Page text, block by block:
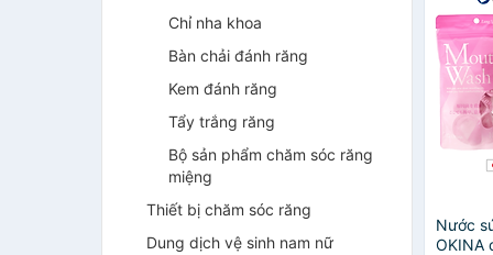
Chỉ nha khoa
Bàn chải đánh răng
Kem đánh răng
Tẩy trắng răng
Bộ sản phẩm chăm sóc răng
miệng
Thiết bị chăm sóc răng
Dung dịch vệ sinh nam nữ
Nước
OKINA